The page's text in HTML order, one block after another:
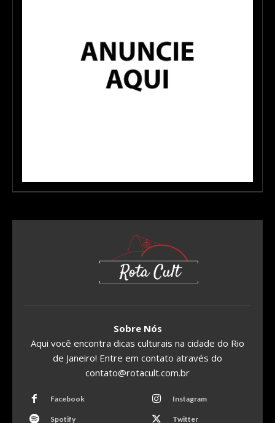
Sobre Nós
Aqui você encontra dicas culturais na cidade do Rio
de Janeiro! Entre em contato através do
contato@rotacult.com.br
Facebook Instagram
Spotify Twitter